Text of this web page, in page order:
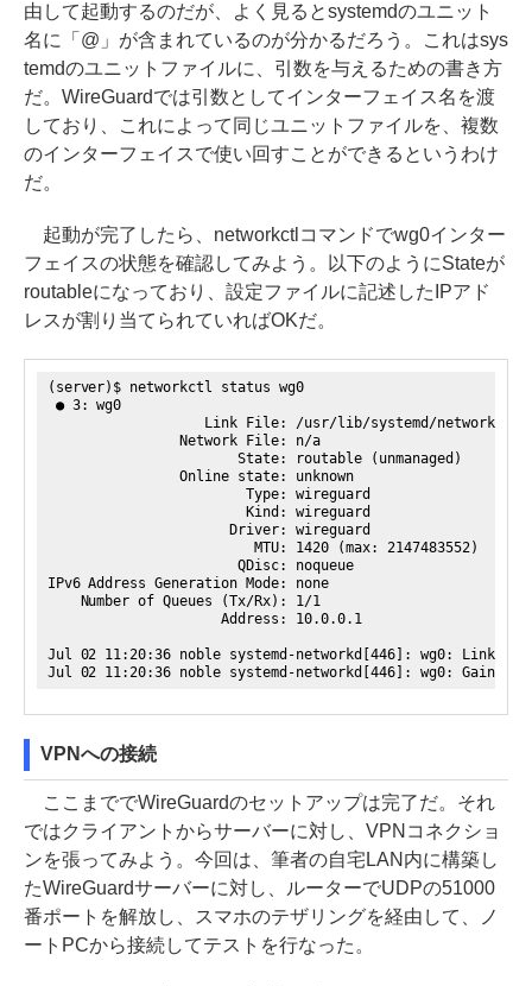
由して起動するのだが、よく見るとsystemdのユニット
名に「@」が含まれているのが分かるだろう。これはsys
temdのユニットファイルに、引数を与えるための書き方
だ。WireGuardでは引数としてインターフェイス名を渡
しており、これによって同じユニットファイルを、複数
のインターフェイスで使い回すことができるというわけ
だ。
起動が完了したら、networkctlコマンドでwg0インター
フェイスの状態を確認してみよう。以下のようにStateが
routableになっており、設定ファイルに記述したIPアド
レスが割り当てられていればOKだ。
(server)$ networkctl status wg0
● 3: wg0
Link File: /usr/lib/systemd/network/99-
Network File: n/a
State: routable (unmanaged)
Online state: unknown
Type: wireguard
Kind: wireguard
Driver: wireguard
MTU: 1420 (max: 2147483552)
QDisc: noqueue
IPv6 Address Generation Mode: none
Number of Queues (Tx/Rx): 1/1
Address: 10.0.0.1
Jul 02 11:20:36 noble systemd-networkd[446]: wg0: Link UP
Jul 02 11:20:36 noble systemd-networkd[446]: wg0: Gained
VPNへの接続
ここまででWireGuardのセットアップは完了だ。それ
ではクライアントからサーバーに対し、VPNコネクショ
ンを張ってみよう。今回は、筆者の自宅LAN内に構築し
たWireGuardサーバーに対し、ルーターでUDPの51000
番ポートを解放し、スマホのテザリングを経由して、ノ
ートPCから接続してテストを行なった。